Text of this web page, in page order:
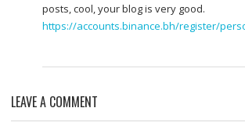
posts, cool, your blog is very good.
https://accounts.binance.bh/register/
LEAVE A COMMENT